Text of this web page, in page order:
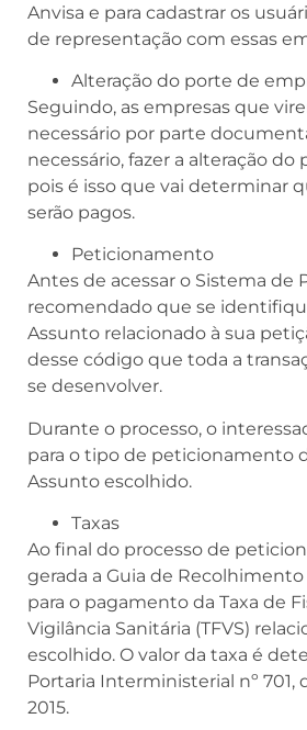
Anvisa e para cadastrar os
de representação com essas
Alteração do porte de
Seguindo, as empresas que
necessário por parte
necessário, fazer a alteração do
pois é isso que vai determinar
serão pagos.
Peticionamento
Antes de acessar o Sistema de
recomendado que se
Assunto relacionado à sua
desse código que toda a
se desenvolver.
Durante o processo, o
para o tipo de peticionamento
Assunto escolhido.
Taxas
Ao final do processo de
gerada a Guia de Recolhimento
para o pagamento da Taxa de
Vigilância Sanitária (TFVS)
escolhido. O valor da taxa é
Portaria Interministerial nº 701,
2015.